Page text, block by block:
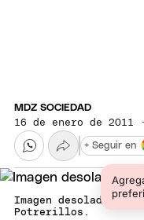
MDZ SOCIEDAD
16 de enero de 2011
+ Seguir en
Imagen desoladora
Potrerillos.